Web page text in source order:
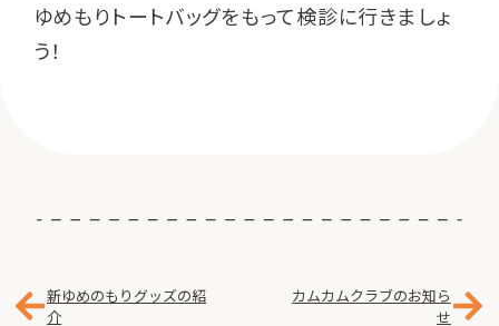
ゆめもりトートバッグをもって検診に行きましょ
う！
新ゆめのもりグッズの紹
介
カムカムクラブのお知ら
せ